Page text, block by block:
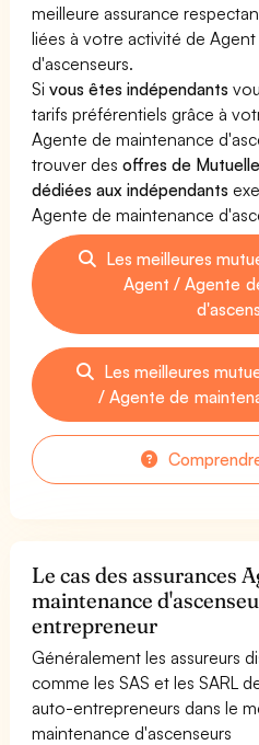
meilleure assurance
liées à votre activité de
d'ascenseurs.
Sivous êtes indépendants
tarifs préférentiels grâce à
Agente de maintenance
trouver desoffres de
dédiées aux indépendants
Agente de maintenance
Les meilleures
Agent / Agente
Les meilleures
/ Agente de
Le cas des assurances
maintenance
entrepreneur
Généralement les assureurs
comme les SAS et les SARL
auto-entrepreneurs dans le
maintenance d'ascenseurs